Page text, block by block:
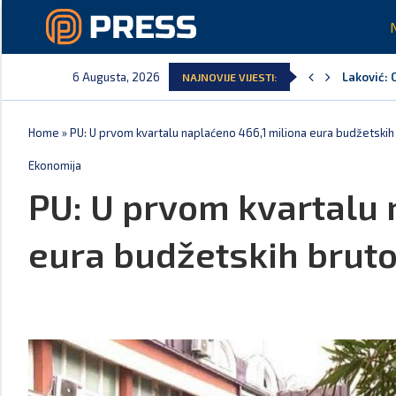
6 Augusta, 2026 NAJNOVIJE VIJESTI:
Laković:
Crna
EPCG:
Spajić:
Home »PU: U prvom kvartalu naplaćeno 466,1 miliona eura
Ekonomija
PU: U prvom kvartalu
eura budžetskih